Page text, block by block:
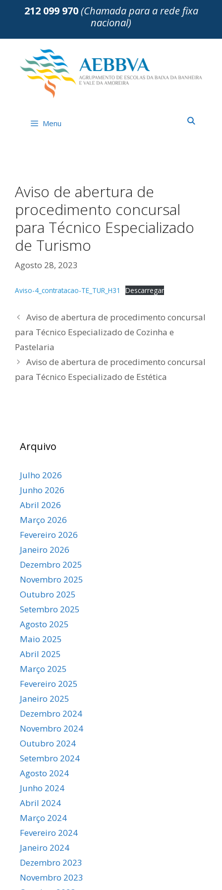
212 099 970(Chamada para a rede fixa
nacional)
Menu
Aviso de abertura de
procedimento concursal
para Técnico Especializado
de Turismo
Agosto 28, 2023
Aviso-4_contratacao-TE_TUR_H31 Descarregar
Aviso de abertura de procedimento concursal
para Técnico Especializado de Cozinha e
Pastelaria
Aviso de abertura de procedimento concursal
para Técnico Especializado de Estética
Arquivo
Julho 2026
Junho 2026
Abril 2026
Março 2026
Fevereiro 2026
Janeiro 2026
Dezembro 2025
Novembro 2025
Outubro 2025
Setembro 2025
Agosto 2025
Maio 2025
Abril 2025
Março 2025
Fevereiro 2025
Janeiro 2025
Dezembro 2024
Novembro 2024
Outubro 2024
Setembro 2024
Agosto 2024
Junho 2024
Abril 2024
Março 2024
Fevereiro 2024
Janeiro 2024
Dezembro 2023
Novembro 2023